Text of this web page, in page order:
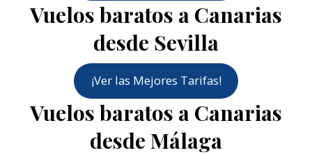
Vuelos baratos a Canarias
desde Sevilla
¡Ver las Mejores Tarifas!
Vuelos baratos a Canarias
desde Málaga